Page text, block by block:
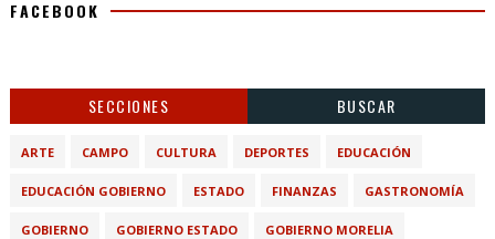
FACEBOOK
SECCIONES BUSCAR
ARTE CAMPO CULTURA DEPORTES EDUCACIÓN
EDUCACIÓN GOBIERNO ESTADO FINANZAS GASTRONOMÍA
GOBIERNO GOBIERNO ESTADO GOBIERNO MORELIA